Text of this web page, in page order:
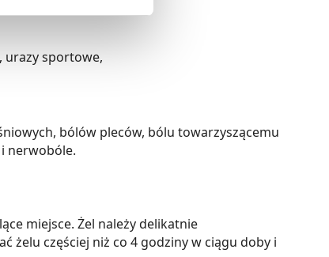
urazy sportowe,
bólów pleców, bólu towarzyszącemu
nerwobóle.
miejsce. Żel należy delikatnie
żelu częściej niż co 4 godziny w ciągu doby i